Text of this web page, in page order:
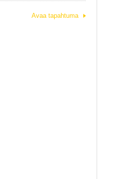
Avaa tapahtuma